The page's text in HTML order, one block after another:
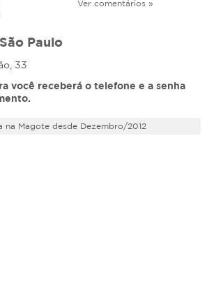
Ver comentários »
Paulo
33
você receberá o telefone e a senha
na Magote desde Dezembro/2012